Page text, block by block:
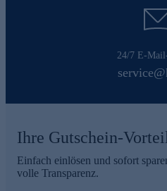
24/7 E-
Ihre Gutschein-
Einfach einlösen und sofort
volle Transparenz.